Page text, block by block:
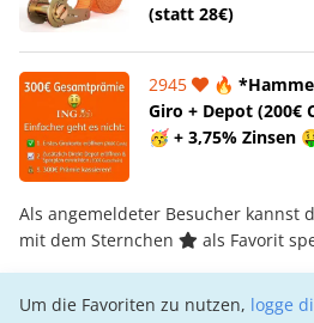
(statt 28€)
2945
🔥
Giro + Depot (200€
🥳 + 3,75% Zinsen
Als angemeldeter Besucher kannst
mit dem Sternchen
als Favorit
Um die Favoriten zu nutzen, logge